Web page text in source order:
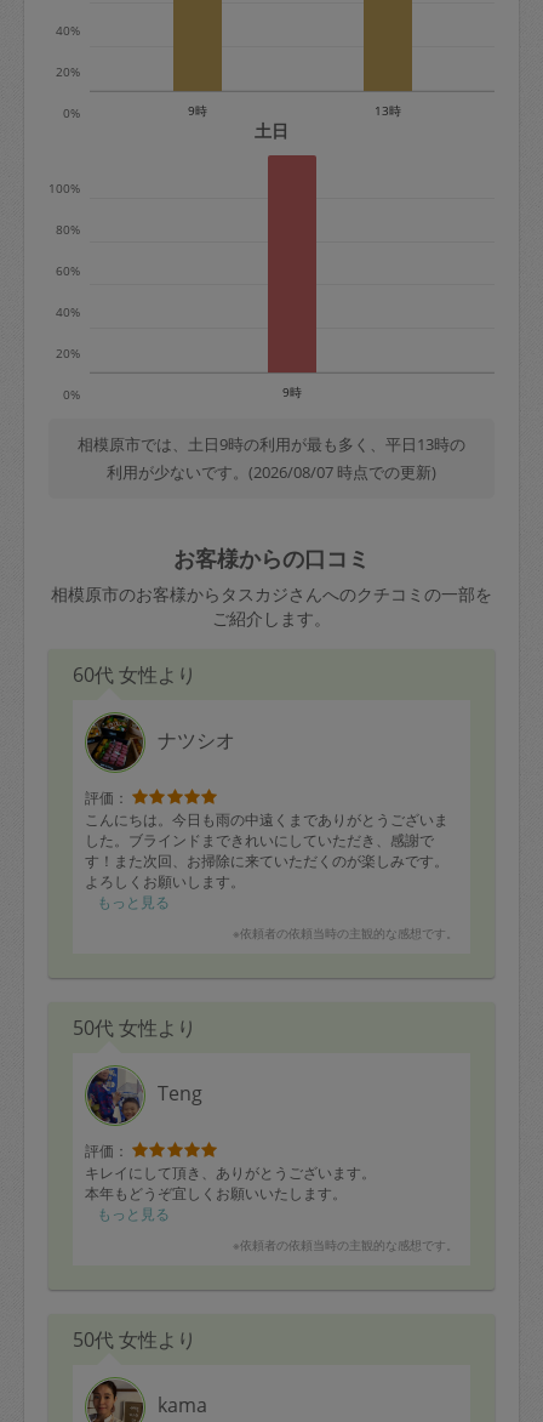
※キャンセル料金の設定について：
定期依頼1回（3時間）の金額とスポット
0%
20%
40%
9時 13時
土日
0%
20%
40%
60%
80%
100%
9時
相模原市では、土日9時の利用が最も多く、平日13時の
利用が少ないです。(2026/08/07 時点での更新)
お客様からの口コミ
相模原市のお客様からタスカジさんへのクチコミの一部を
ご紹介します。
60代 女性より
ナツシオ
評価：
こんにちは。今日も雨の中遠くまでありがとうございま
した。ブラインドまできれいにしていただき、感謝で
す！また次回、お掃除に来ていただくのが楽しみです。
よろしくお願いします。
もっと見る
※依頼者の依頼当時の主観的な感想です。
50代 女性より
Teng
評価：
キレイにして頂き、ありがとうございます。
本年もどうぞ宜しくお願いいたします。
もっと見る
※依頼者の依頼当時の主観的な感想です。
50代 女性より
kama